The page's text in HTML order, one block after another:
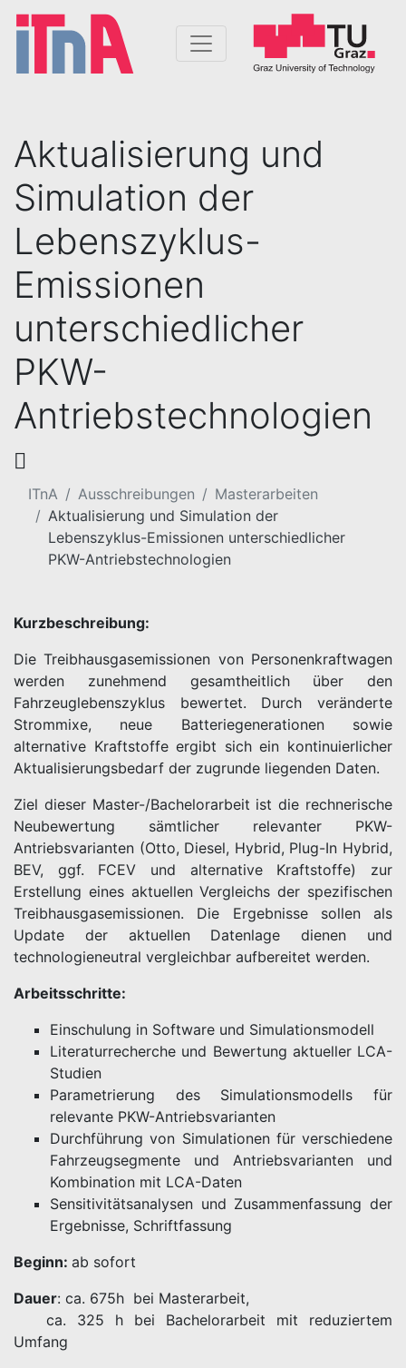
Aktualisierung und
Simulation der
Lebenszyklus-
Emissionen
unterschiedlicher
PKW-
Antriebstechnologien
ITnA Ausschreibungen
Masterarbeiten
Aktualisierung und Simulation der
Lebenszyklus-Emissionen unterschiedlicher
PKW-Antriebstechnologien
Kurzbeschreibung:
Die Treibhausgasemissionen von Personenkraftwagen
werden zunehmend gesamtheitlich über den
Fahrzeuglebenszyklus bewertet. Durch veränderte
Strommixe, neue Batteriegenerationen sowie
alternative Kraftstoffe ergibt sich ein kontinuierlicher
Aktualisierungsbedarf der zugrunde liegenden Daten.
Ziel dieser Master-/Bachelorarbeit ist die rechnerische
Neubewertung sämtlicher relevanter PKW-
Antriebsvarianten (Otto, Diesel, Hybrid, Plug-In Hybrid,
BEV, ggf. FCEV und alternative Kraftstoffe) zur
Erstellung eines aktuellen Vergleichs der spezifischen
Treibhausgasemissionen. Die Ergebnisse sollen als
Update der aktuellen Datenlage dienen und
technologieneutral vergleichbar aufbereitet werden.
Arbeitsschritte:
Einschulung in Software und Simulationsmodell
Literaturrecherche und Bewertung aktueller LCA-
Studien
Parametrierung des Simulationsmodells für
relevante PKW-Antriebsvarianten
Durchführung von Simulationen für verschiedene
Fahrzeugsegmente und Antriebsvarianten und
Kombination mit LCA-Daten
Sensitivitätsanalysen und Zusammenfassung der
Ergebnisse, Schriftfassung
Beginn: ab sofort
Dauer: ca. 675h bei Masterarbeit,
ca. 325 h bei Bachelorarbeit mit reduziertem
Umfang